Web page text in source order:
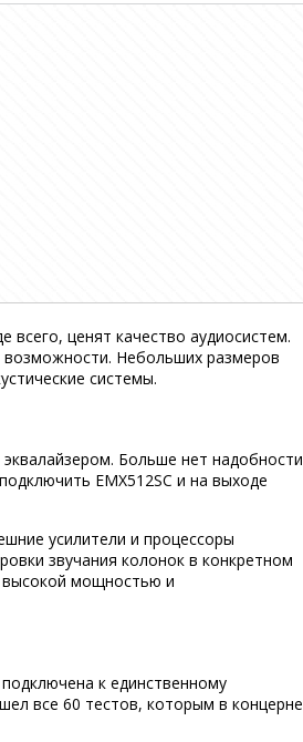
ценят качество аудиосистем.
Небольших размеров
системы.
Больше нет надобности
EMX512SC и на выходе
усилители и процессоры
звучания колонок в конкретном
высокой мощностью и
к единственному
все 60 тестов, которым в концерне